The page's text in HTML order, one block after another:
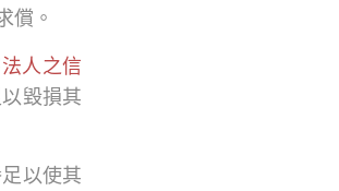
償。
人之信
毀損其
以使其